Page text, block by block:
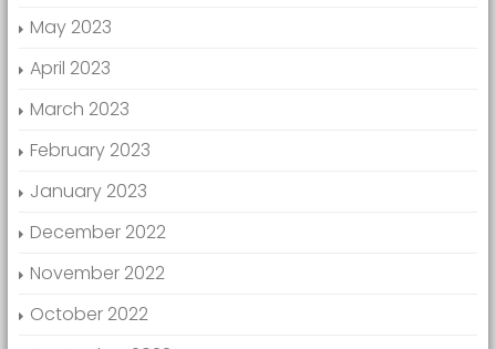
May 2023
April 2023
March 2023
February 2023
January 2023
December 2022
November 2022
October 2022